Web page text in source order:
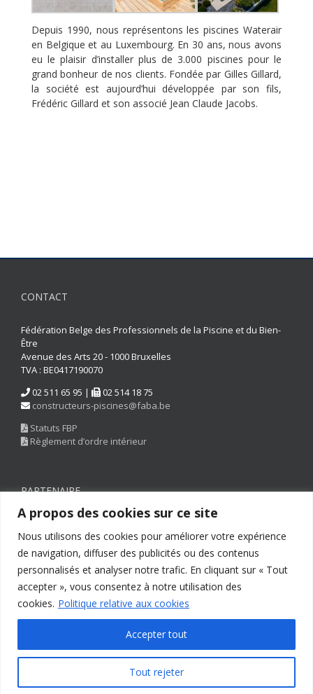
A propos des cookies sur ce site
Nous utilisons des cookies pour améliorer votre expérience
de navigation, diffuser des publicités ou des contenus
personnalisés et analyser notre trafic. En cliquant sur « Tout
accepter », vous consentez à notre utilisation des
cookies. Politique relative aux cookies
Tout rejeter
Accepter tout
Depuis 1990, nous représentons les piscines Waterair
en Belgique et au Luxembourg. En 30 ans, nous avons
eu le plaisir d’installer plus de 3.000 piscines pour le
grand bonheur de nos clients. Fondée par Gilles Gillard,
la société est aujourd’hui développée par son fils,
Frédéric Gillard et son associé Jean Claude Jacobs.
CONTACT
Fédération Belge des Professionnels de la Piscine et du Bien-
Être
Avenue des Arts 20 - 1000 Bruxelles
TVA : BE0417190070
02 511 65 95 |
02 514 18 75
constructeurs-piscines@faba.be
Statuts FBP
Règlement d’ordre intérieur
PARTENAIRE
Copyright © 2022 FEGC-FABA | All Rights Reserved |
| Powered by